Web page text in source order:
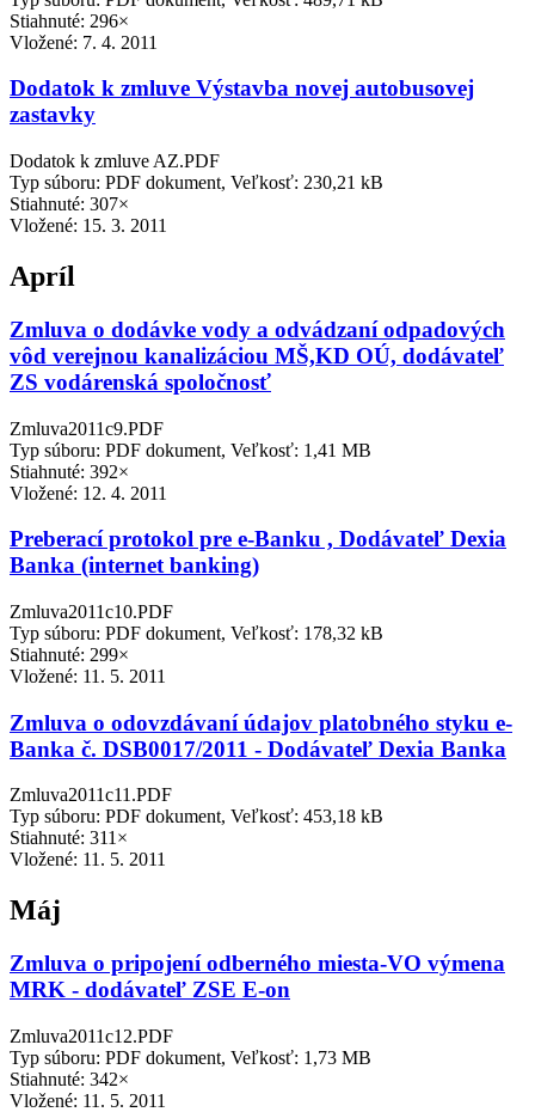
Stiahnuté: 296×
Vložené: 7. 4. 2011
Dodatok k zmluve Výstavba novej autobusovej
zastavky
Dodatok k zmluve AZ.PDF
Typ súboru: PDF dokument, Veľkosť: 230,21 kB
Stiahnuté: 307×
Vložené: 15. 3. 2011
Apríl
Zmluva o dodávke vody a odvádzaní odpadových
vôd verejnou kanalizáciou MŠ,KD OÚ, dodávateľ
ZS vodárenská spoločnosť
Zmluva2011c9.PDF
Typ súboru: PDF dokument, Veľkosť: 1,41 MB
Stiahnuté: 392×
Vložené: 12. 4. 2011
Preberací protokol pre e-Banku , Dodávateľ Dexia
Banka (internet banking)
Zmluva2011c10.PDF
Typ súboru: PDF dokument, Veľkosť: 178,32 kB
Stiahnuté: 299×
Vložené: 11. 5. 2011
Zmluva o odovzdávaní údajov platobného styku e-
Banka č. DSB0017/2011 - Dodávateľ Dexia Banka
Zmluva2011c11.PDF
Typ súboru: PDF dokument, Veľkosť: 453,18 kB
Stiahnuté: 311×
Vložené: 11. 5. 2011
Máj
Zmluva o pripojení odberného miesta-VO výmena
MRK - dodávateľ ZSE E-on
Zmluva2011c12.PDF
Typ súboru: PDF dokument, Veľkosť: 1,73 MB
Stiahnuté: 342×
Vložené: 11. 5. 2011